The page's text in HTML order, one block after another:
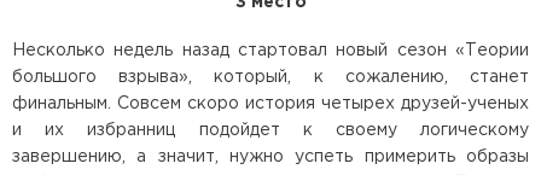
Несколько недель назад стартовал новый сезон «Теории
большого взрыва», который, к сожалению, станет
финальным. Совсем скоро история четырех друзей-ученых
и их избранниц подойдет к своему логическому
завершению, а значит, нужно успеть примерить образы